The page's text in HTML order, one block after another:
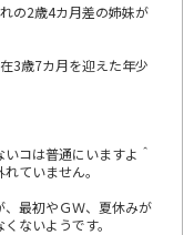
の2歳4カ月差の姉妹が
3歳7カ月を迎えた年少
コは普通にいますよ＾
ていません。
、最初やＧＷ、夏休みが
ないようです。